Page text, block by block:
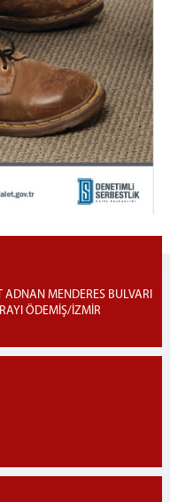
MENDERES BULVARI
ÖDEMİŞ/İZMİR